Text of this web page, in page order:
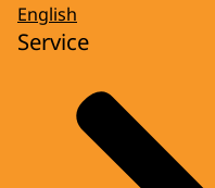
English
Service